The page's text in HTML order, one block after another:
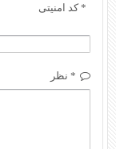
* کد امنیتی
* نظر